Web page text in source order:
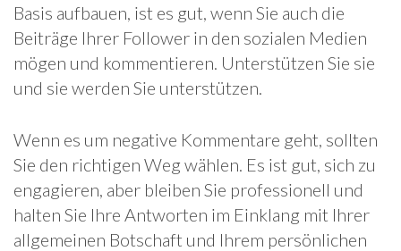
Basis aufbauen, ist es gut, wenn Sie auch die
Beiträge Ihrer Follower in den sozialen Medien
mögen und kommentieren. Unterstützen Sie sie
und sie werden Sie unterstützen.
Wenn es um negative Kommentare geht, sollten
Sie den richtigen Weg wählen. Es ist gut, sich zu
engagieren, aber bleiben Sie professionell und
halten Sie Ihre Antworten im Einklang mit Ihrer
allgemeinen Botschaft und Ihrem persönlichen